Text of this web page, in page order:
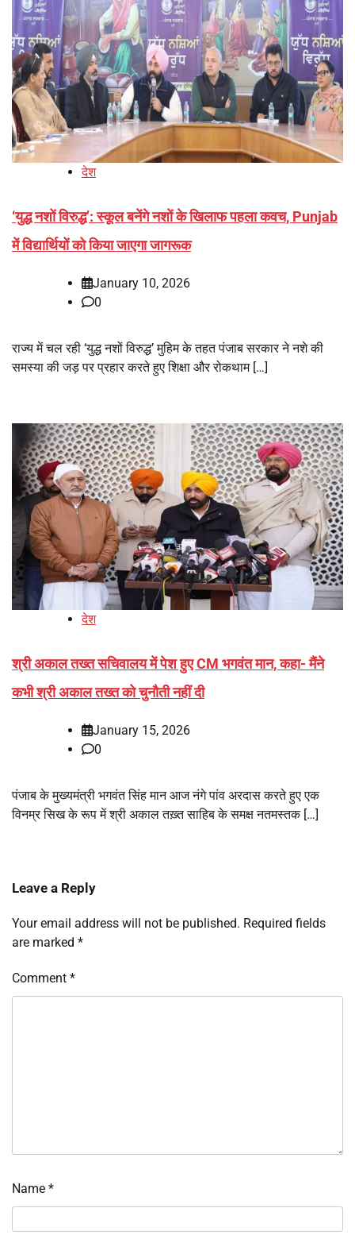
देश
‘युद्ध नशों विरुद्ध’: स्कूल बनेंगे नशों के खिलाफ पहला कवच, Punjab
में विद्यार्थियों को किया जाएगा जागरूक
January 10, 2026
0
राज्य में चल रही ‘युद्ध नशों विरुद्ध’ मुहिम के तहत पंजाब सरकार ने नशे की
समस्या की जड़ पर प्रहार करते हुए शिक्षा और रोकथाम […]
देश
श्री अकाल तख्त सचिवालय में पेश हुए CM भगवंत मान, कहा- मैंने
कभी श्री अकाल तख्त को चुनौती नहीं दी
January 15, 2026
0
पंजाब के मुख्यमंत्री भगवंत सिंह मान आज नंगे पांव अरदास करते हुए एक
विनम्र सिख के रूप में श्री अकाल तख़्त साहिब के समक्ष नतमस्तक […]
Leave a Reply
Your email address will not be published. Required fields
are marked *
Comment *
Name *